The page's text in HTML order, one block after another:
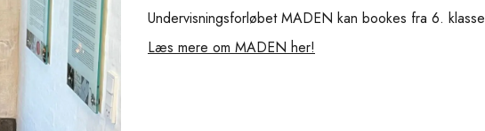
Undervisningsforløbet MADEN kan bookes fra 6. klasse
Læs mere om MADEN her!